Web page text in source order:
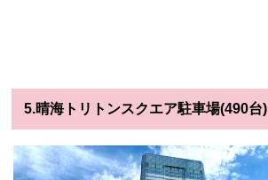
5.晴海トリトンスクエア駐車場(490台)